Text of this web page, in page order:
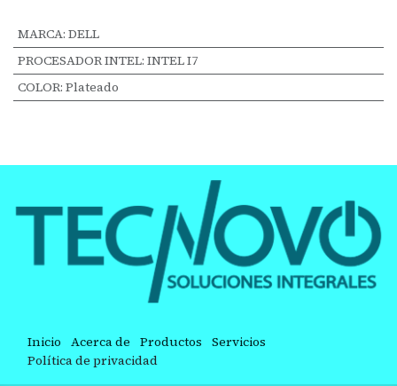
MARCA: DELL
PROCESADOR INTEL: INTEL I7
COLOR: Plateado
Inicio Acerca de Productos Servicios
Política de privacidad